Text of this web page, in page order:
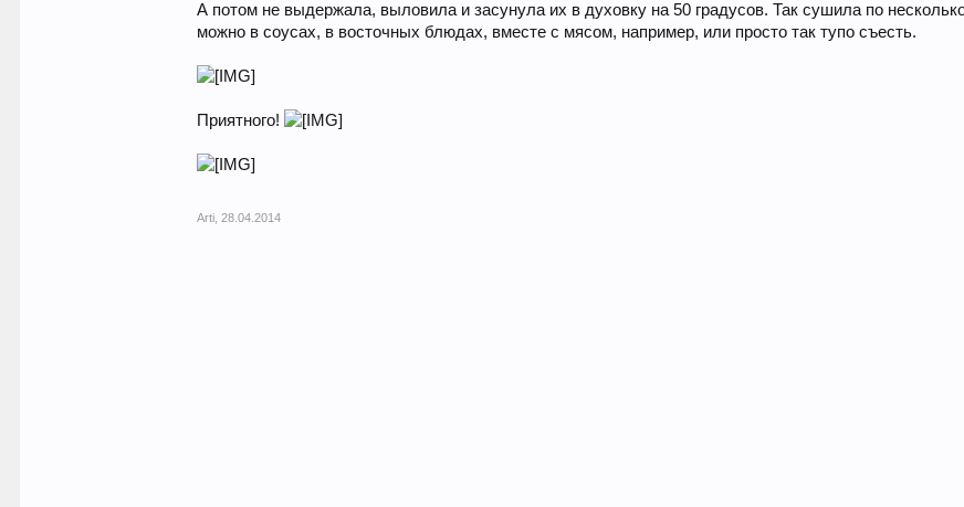
А потом не выдержала, выловила и засунула их в духовку на 50 градусов. Так сушила по
можно в соусах, в восточных блюдах, вместе с мясом, например, или просто так тупо съесть.
Приятного!
Arti 28.04.2014